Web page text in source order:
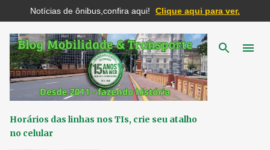
Pular para o conteúdo principal
Horários das linhas nos TIs, crie seu atalho
no celular
Notícias de ônibus,confira aqui! Clique aqui para ver.